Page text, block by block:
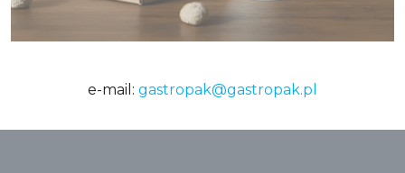
e-mail: gastropak@gastropak.pl